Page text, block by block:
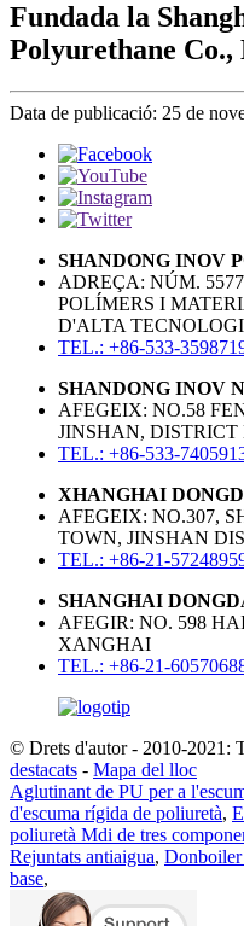
Fundada la
Polyurethane
Data de publicació: 25 de
SHANDONG INOV
ADREÇA: NÚM.
POLÍMERS I
D'ALTA
TEL.: +86-533-
SHANDONG INOV
AFEGEIX: NO.58
JINSHAN,
TEL.: +86-533-
XHANGHAI
AFEGEIX: NO.307,
TOWN, JINSHAN
TEL.: +86-21-
SHANGHAI
AFEGIR: NO. 598
XANGHAI
TEL.: +86-21-
© Drets d'autor - 2010-2021:
destacats - Mapa del lloc
Aglutinant de PU per a
d'escuma rígida de poliuretà,
poliuretà Mdi de tres
Rejuntats antiaigua,
base,